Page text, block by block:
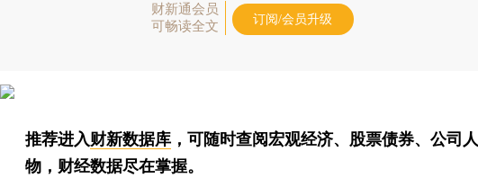
财新通会员
可畅读全文
订阅/会员升级
推荐进入财新数据库 ，可随时查阅宏观经济、股票债券、公司人
物，财经数据尽在掌握。